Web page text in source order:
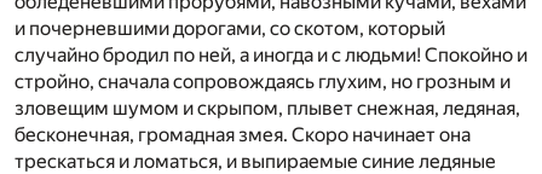
и почерневшими дорогами, со скотом, который
случайно бродил по ней, а иногда и с людьми! Спокойно и
стройно, сначала сопровождаясь глухим, но грозным и
зловещим шумом и скрыпом, плывет снежная, ледяная,
бесконечная, громадная змея. Скоро начинает она
трескаться и ломаться, и выпираемые синие ледяные